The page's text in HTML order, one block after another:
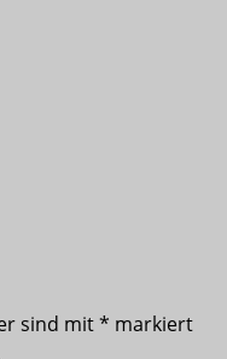
sind mit* markiert